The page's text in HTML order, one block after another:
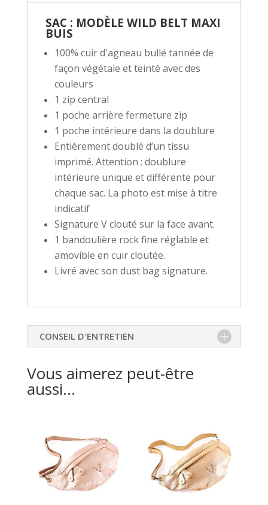
SAC : MODÈLE WILD BELT MAXI
BUIS
100% cuir d'agneau bullé tannée de
façon végétale et teinté avec des
couleurs
1 zip central
1 poche arrière fermeture zip
1 poche intérieure dans la doublure
Entièrement doublé d’un tissu
imprimé. Attention : doublure
intérieure unique et différente pour
chaque sac. La photo est mise à titre
indicatif
Signature V clouté sur la face avant.
1 bandoulière rock fine réglable et
amovible en cuir cloutée.
Livré avec son dust bag signature.
CONSEIL D'ENTRETIEN
Vous aimerez peut-être
aussi…